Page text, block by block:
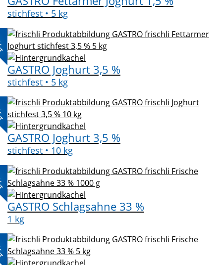
stichfest • 5 kg
GASTRO Joghurt 3,5 %
stichfest • 5 kg
GASTRO Joghurt 3,5 %
stichfest • 10 kg
GASTRO Schlagsahne 33 %
1 kg